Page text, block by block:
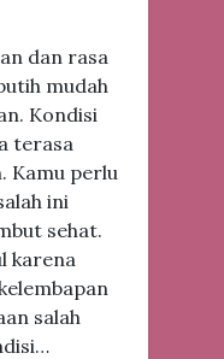
dan rasa
mudah
Kondisi
terasa
Kamu perlu
ini
sehat.
karena
salah